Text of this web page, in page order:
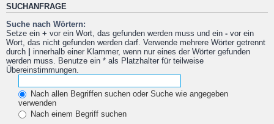
SUCHANFRAGE
Suche nach Wörtern:
Setze ein + vor ein Wort, das gefunden werden muss und ein - vor ein
Wort, das nicht gefunden werden darf. Verwende mehrere Wörter getrennt
durch | innerhalb einer Klammer, wenn nur eines der Wörter gefunden
werden muss. Benutze ein * als Platzhalter für teilweise
Übereinstimmungen.
Nach allen Begriffen suchen oder Suche wie angegeben
verwenden
Nach einem Begriff suchen